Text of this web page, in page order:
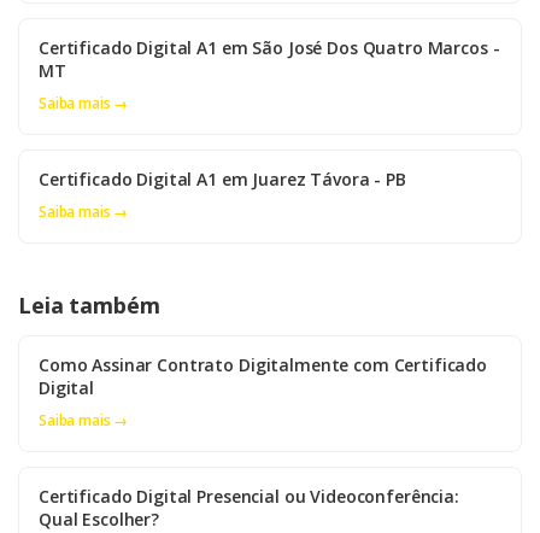
Certificado Digital A1 em São José Dos Quatro Marcos -
MT
Saiba mais →
Certificado Digital A1 em Juarez Távora - PB
Saiba mais →
Leia também
Como Assinar Contrato Digitalmente com Certificado
Digital
Saiba mais →
Certificado Digital Presencial ou Videoconferência:
Qual Escolher?